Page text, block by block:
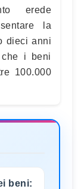
erede
la
dieci anni
che i beni
100.000
beni: